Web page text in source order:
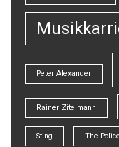
Peter Alexander
Rainer Zitelmann
Sting The Police